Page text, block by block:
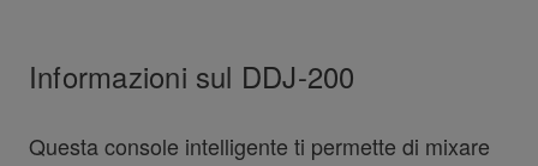
Informazioni sul DDJ-200
Questa console intelligente ti permette di mixare